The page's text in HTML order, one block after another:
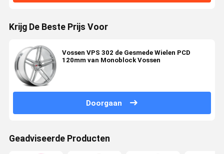
Krijg De Beste Prijs Voor
Vossen VPS 302 de Gesmede Wielen PCD
120mm van Monoblock Vossen
Doorgaan
Geadviseerde Producten